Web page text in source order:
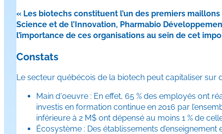
« Les biotechs constituent l’un des premiers
Science et de l’Innovation, Pharmabio
l’importance de ces organisations au sein de cet
Constats
Le secteur québécois de la biotech peut capitaliser sur
Main d‘oeuvre : En effet, 65 % des employés ont
investis en formation continue en 2016 par
inférieure à 2 M$ ont dépensé au moins 1 % de
Écosystème : Des établissements